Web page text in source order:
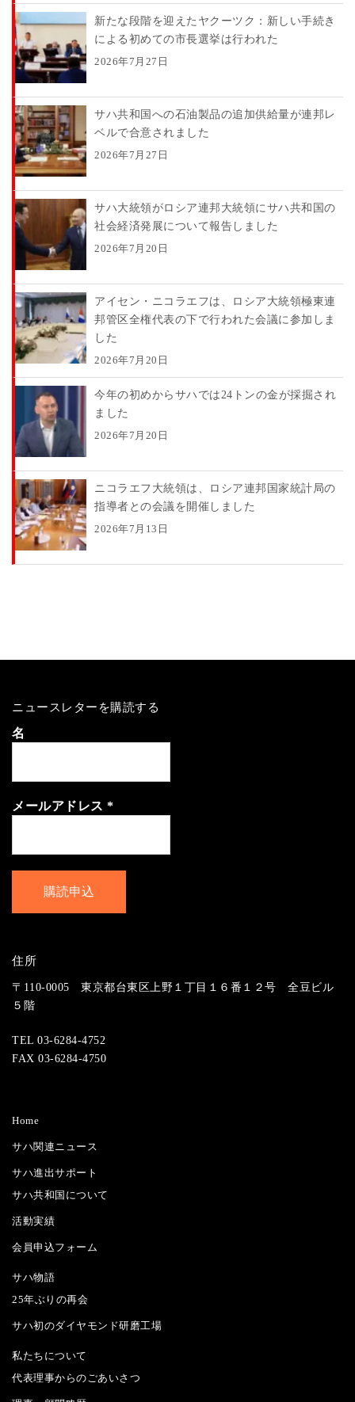
新たな段階を迎えたヤクーツク：新しい手続き
による初めての市長選挙は行われた
2026年7月27日
サハ共和国への石油製品の追加供給量が連邦レ
ベルで合意されました
2026年7月27日
サハ大統領がロシア連邦大統領にサハ共和国の
社会経済発展について報告しました
2026年7月20日
アイセン・ニコラエフは、ロシア大統領極東連
邦管区全権代表の下で行われた会議に参加しま
した
2026年7月20日
今年の初めからサハでは24トンの金が採掘され
ました
2026年7月20日
ニコラエフ大統領は、ロシア連邦国家統計局の
指導者との会議を開催しました
2026年7月13日
ニュースレターを購読する
名
メールアドレス *
住所
〒110-0005 東京都台東区上野１丁目１６番１２号 全豆ビル
５階
TEL 03-6284-4752
FAX 03-6284-4750
Home
サハ関連ニュース
サハ進出サポート
サハ共和国について
活動実績
会員申込フォーム
サハ物語
25年ぶりの再会
サハ初のダイヤモンド研磨工場
私たちについて
代表理事からのごあいさつ